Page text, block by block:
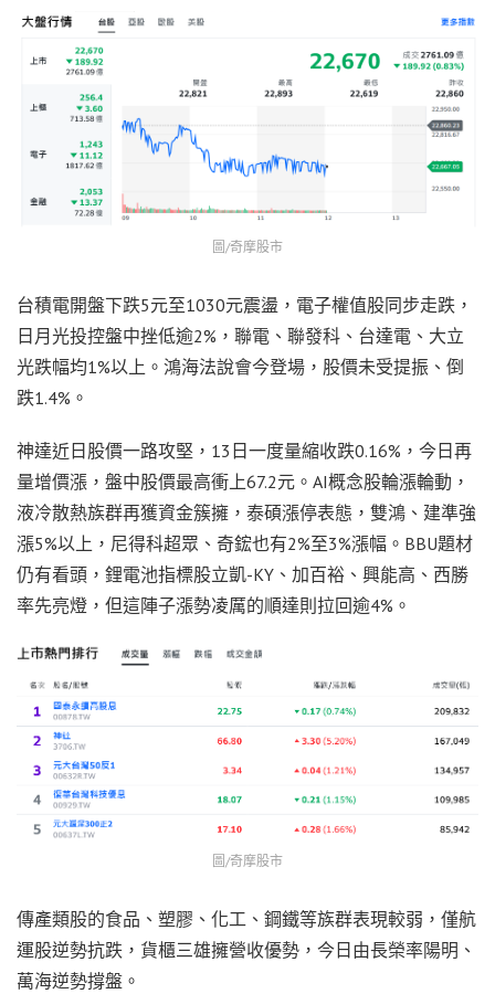
圖/奇摩股市
台積電開盤下跌5元至1030元震盪，電子權值股同步走跌，
日月光投控盤中挫低逾2%，聯電、聯發科、台達電、大立
光跌幅均1%以上。鴻海法說會今登場，股價未受提振、倒
跌1.4%。
神達近日股價一路攻堅，13日一度量縮收跌0.16%，今日再
量增價漲，盤中股價最高衝上67.2元。AI概念股輪漲輪動，
液冷散熱族群再獲資金簇擁，泰碩漲停表態，雙鴻、建準強
漲5%以上，尼得科超眾、奇鋐也有2%至3%漲幅。BBU題材
仍有看頭，鋰電池指標股立凱-KY、加百裕、興能高、西勝
率先亮燈，但這陣子漲勢凌厲的順達則拉回逾4%。
圖/奇摩股市
傳產類股的食品、塑膠、化工、鋼鐵等族群表現較弱，僅航
運股逆勢抗跌，貨櫃三雄擁營收優勢，今日由長榮率陽明、
萬海逆勢撐盤。